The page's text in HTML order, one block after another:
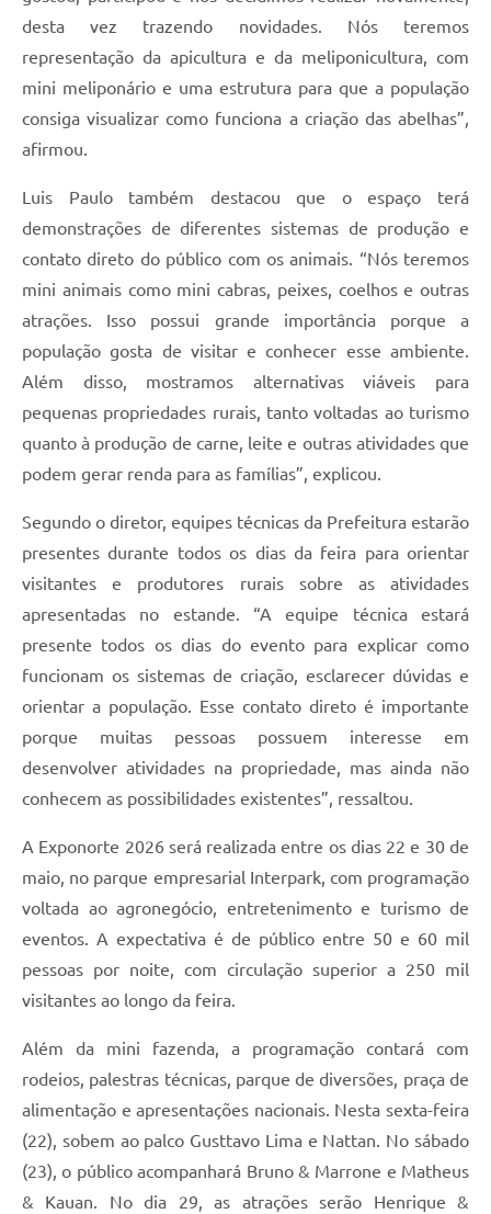
desta vez trazendo novidades. Nós teremos
representação da apicultura e da meliponicultura, com
mini meliponário e uma estrutura para que a população
consiga visualizar como funciona a criação das abelhas”,
afirmou.
Luis Paulo também destacou que o espaço terá
demonstrações de diferentes sistemas de produção e
contato direto do público com os animais. “Nós teremos
mini animais como mini cabras, peixes, coelhos e outras
atrações. Isso possui grande importância porque a
população gosta de visitar e conhecer esse ambiente.
Além disso, mostramos alternativas viáveis para
pequenas propriedades rurais, tanto voltadas ao turismo
quanto à produção de carne, leite e outras atividades que
podem gerar renda para as famílias”, explicou.
Segundo o diretor, equipes técnicas da Prefeitura estarão
presentes durante todos os dias da feira para orientar
visitantes e produtores rurais sobre as atividades
apresentadas no estande. “A equipe técnica estará
presente todos os dias do evento para explicar como
funcionam os sistemas de criação, esclarecer dúvidas e
orientar a população. Esse contato direto é importante
porque muitas pessoas possuem interesse em
desenvolver atividades na propriedade, mas ainda não
conhecem as possibilidades existentes”, ressaltou.
A Exponorte 2026 será realizada entre os dias 22 e 30 de
maio, no parque empresarial Interpark, com programação
voltada ao agronegócio, entretenimento e turismo de
eventos. A expectativa é de público entre 50 e 60 mil
pessoas por noite, com circulação superior a 250 mil
visitantes ao longo da feira.
Além da mini fazenda, a programação contará com
rodeios, palestras técnicas, parque de diversões, praça de
alimentação e apresentações nacionais. Nesta sexta-feira
(22), sobem ao palco Gusttavo Lima e Nattan. No sábado
(23), o público acompanhará Bruno & Marrone e Matheus
& Kauan. No dia 29, as atrações serão Henrique &